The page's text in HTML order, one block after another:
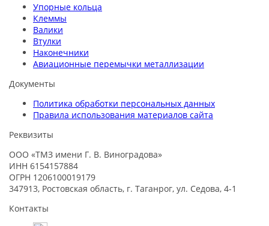
Упорные кольца
Клеммы
Валики
Втулки
Наконечники
Авиационные перемычки металлизации
Документы
Политика обработки персональных данных
Правила использования материалов сайта
Реквизиты
ООО «ТМЗ имени Г. В. Виноградова»
ИНН 6154157884
ОГРН 1206100019179
347913, Ростовская область, г. Таганрог, ул. Седова, 4-1
Контакты